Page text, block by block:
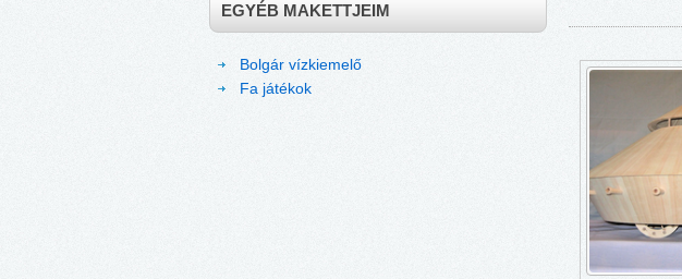
EGYÉB MAKETTJEIM
Bolgár vízkiemelő
Fa játékok